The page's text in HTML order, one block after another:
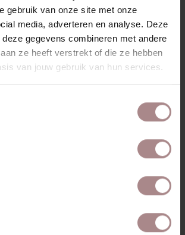
gebruik van onze site met onze
media, adverteren en analyse. Deze
gegevens combineren met andere
ze heeft verstrekt of die ze hebben
van jouw gebruik van hun services.
VIND JE DIT